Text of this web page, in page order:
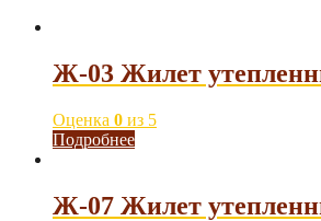
Ж-03 Жилет
Оценка 0 из 5
Подробнее
Ж-07 Жилет